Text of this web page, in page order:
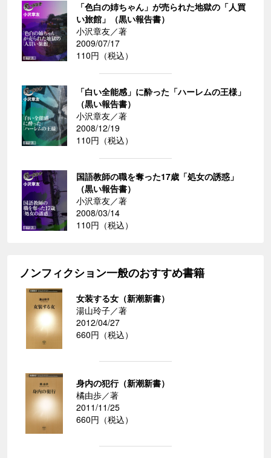
「色白の姉ちゃん」が売られた地獄の「人買
い旅館」（黒い報告書）
小沢章友／著
2009/07/17
110円（税込）
「白い全能感」に酔った「ハーレムの王様」
（黒い報告書）
小沢章友／著
2008/12/19
110円（税込）
国語教師の職を奪った17歳「処女の誘惑」
（黒い報告書）
小沢章友／著
2008/03/14
110円（税込）
ノンフィクション一般のおすすめ書籍
女装する女（新潮新書）
湯山玲子／著
2012/04/27
660円（税込）
身内の犯行（新潮新書）
橘由歩／著
2011/11/25
660円（税込）